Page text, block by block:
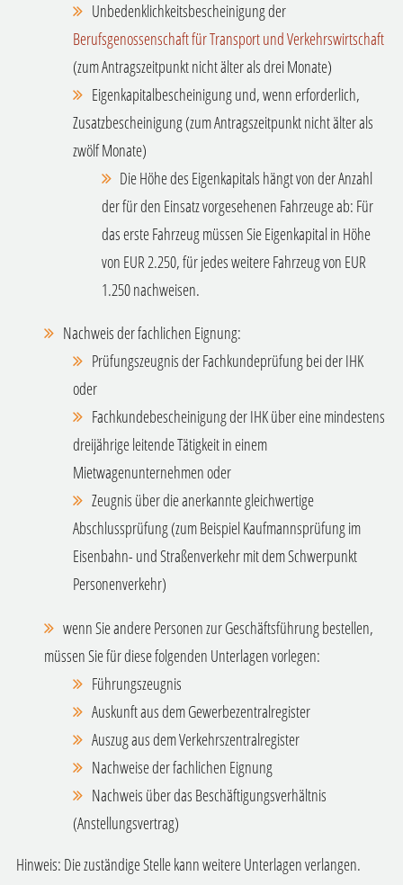
Unbedenklichkeitsbescheinigung der
Berufsgenossenschaft für Transport und Verkehrswirtschaft
(zum Antragszeitpunkt nicht älter als drei Monate)
Eigenkapitalbescheinigung und, wenn erforderlich,
Zusatzbescheinigung (zum Antragszeitpunkt nicht älter als
zwölf Monate)
Die Höhe des Eigenkapitals hängt von der Anzahl
der für den Einsatz vorgesehenen Fahrzeuge ab: Für
das erste Fahrzeug müssen Sie Eigenkapital in Höhe
von EUR 2.250, für jedes weitere Fahrzeug von EUR
1.250 nachweisen.
Nachweis der fachlichen Eignung:
Prüfungszeugnis der Fachkundeprüfung bei der IHK
oder
Fachkundebescheinigung der IHK über eine mindestens
dreijährige leitende Tätigkeit in einem
Mietwagenunternehmen oder
Zeugnis über die anerkannte gleichwertige
Abschlussprüfung (zum Beispiel Kaufmannsprüfung im
Eisenbahn- und Straßenverkehr mit dem Schwerpunkt
Personenverkehr)
wenn Sie andere Personen zur Geschäftsführung bestellen,
müssen Sie für diese folgenden Unterlagen vorlegen:
Führungszeugnis
Auskunft aus dem Gewerbezentralregister
Auszug aus dem Verkehrszentralregister
Nachweise der fachlichen Eignung
Nachweis über das Beschäftigungsverhältnis
(Anstellungsvertrag)
Hinweis: Die zuständige Stelle kann weitere Unterlagen verlangen.